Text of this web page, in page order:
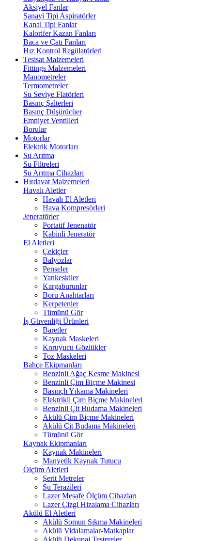
Aksiyel Fanlar
Sanayi Tipi Aspiratörler
Kanal Tipi Fanlar
Kalorifer Kazan Fanları
Baca ve Çatı Fanları
Hız Kontrol Regülatörleri
Tesisat Malzemeleri
Fittings Malzemeleri
Manometreler
Termometreler
Su Seviye Flatörleri
Basınç Şalterleri
Basınç Düşürücüer
Emniyet Ventilleri
Borular
Motorlar
Elektrik Motorları
Su Arıtma
Su Filtreleri
Su Arıtma Cihazları
Hırdavat Malzemeleri
Havalı Aletler
Havalı El Aletleri
Hava Kompresörleri
Jeneratörler
Portatif Jenenatör
Kabinli Jeneratör
El Aletleri
Çekiçler
Balyozlar
Penseler
Yankeskiler
Kargaburunlar
Boru Anahtarları
Kerpetenler
Tümünü Gör
İş Güvenliği Ürünleri
Baretler
Kaynak Maskeleri
Koruyucu Gözlükler
Toz Maskeleri
Bahçe Ekipmanları
Benzinli Ağaç Kesme Makinesi
Benzinli Çim Biçme Makinesi
Basınçlı Yıkama Makineleri
Elektrikli Çim Biçme Makineleri
Benzinli Çit Budama Makineleri
Akülü Çim Biçme Makineleri
Akülü Çit Budama Makineleri
Tümünü Gör
Kaynak Ekipmanları
Kaynak Makineleri
Manyetik Kaynak Tutucu
Ölçüm Aletleri
Şerit Metreler
Su Terazileri
Lazer Mesafe Ölçüm Cihazları
Lazer Çizgi Hizalama Cihazları
Akülü El Aletleri
Akülü Somun Sıkma Makineleri
Akülü Vidalamalar-Matkaplar
Akülü Dekupaj Testereler